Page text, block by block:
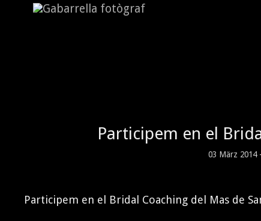
Participem en el
03 März 2014 -
Participem en el Bridal Coaching del Mas de